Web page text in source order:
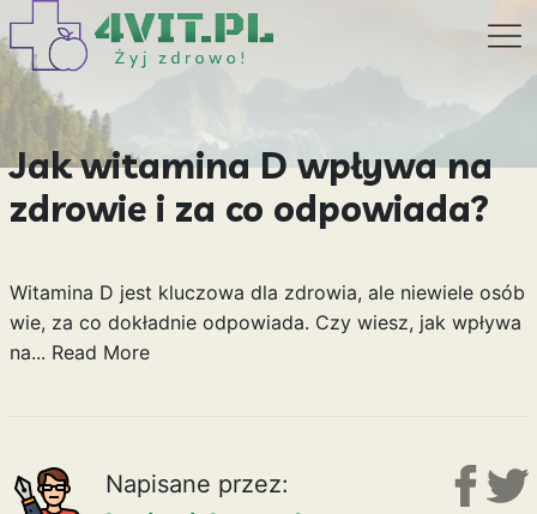
Jak witamina D wpływa na
zdrowie i za co odpowiada?
Witamina D jest kluczowa dla zdrowia, ale niewiele osób
wie, za co dokładnie odpowiada. Czy wiesz, jak wpływa
na... Read More
Napisane przez: